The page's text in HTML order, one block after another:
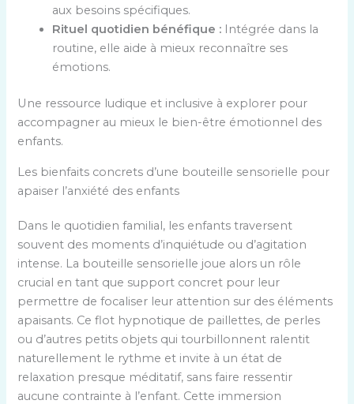
aux besoins spécifiques.
Rituel quotidien bénéfique : Intégrée dans la
routine, elle aide à mieux reconnaître ses
émotions.
Une ressource ludique et inclusive à explorer pour
accompagner au mieux le bien-être émotionnel des
enfants.
Les bienfaits concrets d’une bouteille sensorielle pour
apaiser l’anxiété des enfants
Dans le quotidien familial, les enfants traversent
souvent des moments d’inquiétude ou d’agitation
intense. La bouteille sensorielle joue alors un rôle
crucial en tant que support concret pour leur
permettre de focaliser leur attention sur des éléments
apaisants. Ce flot hypnotique de paillettes, de perles
ou d’autres petits objets qui tourbillonnent ralentit
naturellement le rythme et invite à un état de
relaxation presque méditatif, sans faire ressentir
aucune contrainte à l’enfant. Cette immersion